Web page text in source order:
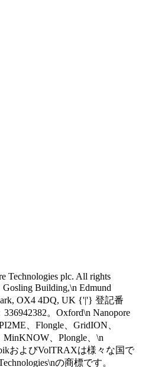
Technologies plc. All rights
Building,\n Edmund
OX4 4DQ, UK {'|'} 登記番
。Oxford\n Nanopore
、Flongle、GridION、
、Plongle、\n
およびVolTRAXは様々な国で
の商標です。